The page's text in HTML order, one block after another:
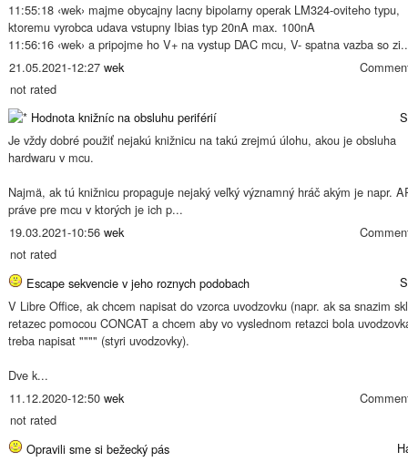
11:55:18 ‹wek› majme obycajny lacny bipolarny operak LM324-oviteho typu,
ktoremu vyrobca udava vstupny Ibias typ 20nA max. 100nA
11:56:16 ‹wek› a pripojme ho V+ na vystup DAC mcu, V- spatna vazba so
21.05.2021-12:27 wek
not rated
Hodnota knižníc na obsluhu periférií
Je vždy dobré použiť nejakú knižnicu na takú zrejmú úlohu, akou je obsluha
hardwaru v mcu.
Najmä, ak tú knižnicu propaguje nejaký veľký významný hráč akým je napr.
práve pre mcu v ktorých je ich p...
19.03.2021-10:56 wek
not rated
Escape sekvencie v jeho roznych podobach
V Libre Office, ak chcem napisat do vzorca uvodzovku (napr. ak sa snazim
retazec pomocou CONCAT a chcem aby vo vyslednom retazci bola
treba napisat """" (styri uvodzovky).
Dve k...
11.12.2020-12:50 wek
not rated
Opravili sme si bežecký pás